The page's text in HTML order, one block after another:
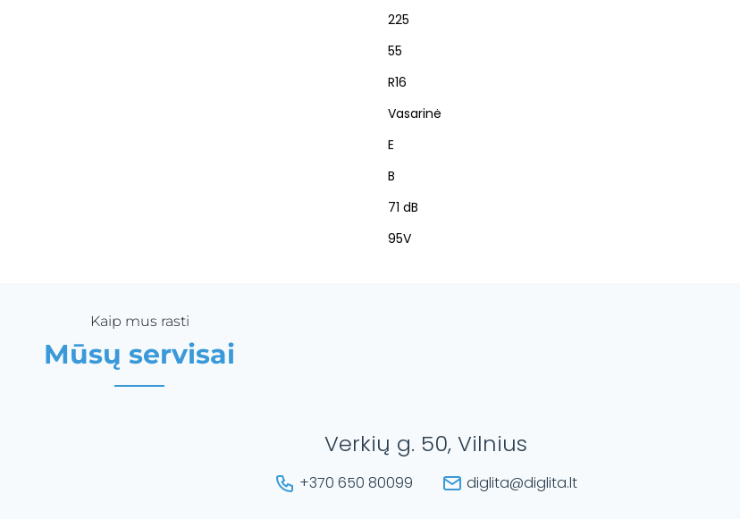
225
55
R16
Vasarinė
E
B
71 dB
95V
Kaip mus rasti
Mūsų servisai
Verkių g. 50, Vilnius
+370 650 80099 diglita@diglita.lt